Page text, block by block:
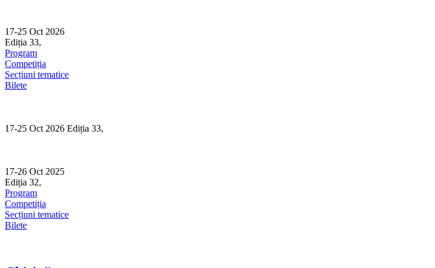
content
17-25 Oct 2026
Ediția 33,
Program
Competiția
Secțiuni tematice
Bilete
17-25 Oct 2026 Ediția 33,
17-26 Oct 2025
Ediția 32,
Program
Competiția
Secțiuni tematice
Bilete